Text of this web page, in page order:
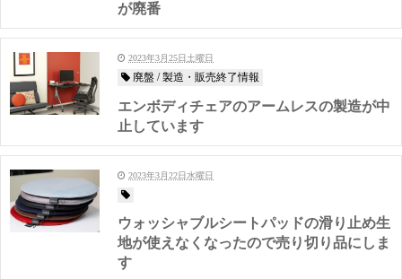
が廃番
2023年3月25日土曜日
廃盤 / 製造・販売終了情報
エンボディチェアのアームレスの製造が中
止しています
2023年3月22日水曜日
ウォッシャブルシートパッドの滑り止め生
地が使えなくなったので売り切り品にしま
す